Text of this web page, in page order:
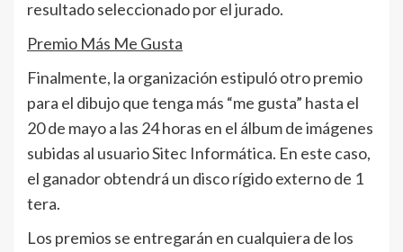
resultado seleccionado por el jurado.
Premio Más Me Gusta
Finalmente, la organización estipuló otro premio
para el dibujo que tenga más “me gusta” hasta el
20 de mayo a las 24 horas en el álbum de imágenes
subidas al usuario Sitec Informática. En este caso,
el ganador obtendrá un disco rígido externo de 1
tera.
Los premios se entregarán en cualquiera de los